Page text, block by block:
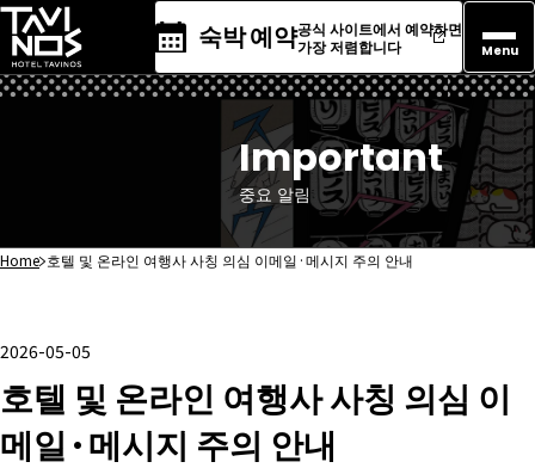
숙박 예약공식 사이트에서 예약하면
가장 저렴합니다
Menu
Important
중요 알림
Home 호텔 및 온라인 여행사 사칭 의심 이메일·메시지 주의 안내
2026-05-05
호텔 및 온라인 여행사 사칭 의심 이
메일·메시지 주의 안내